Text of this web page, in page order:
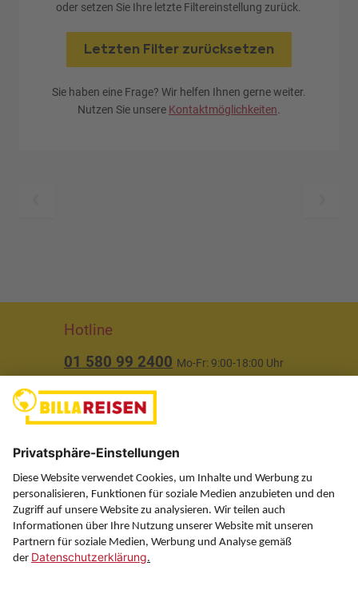
oder setzen Sie Ihre letzte Filtereinstellung zurück.
Letzten Filter zurücksetzen
Sie haben eine Frage? Wir helfen Ihnen gerne weiter.
Nutzen Sie unsere Kontaktmöglichkeiten.
Hotline
01 580 99 2400 Mo-Fr: 9:00-18:00 Uhr
Über uns
Service
Information
Folgen Sie uns auf